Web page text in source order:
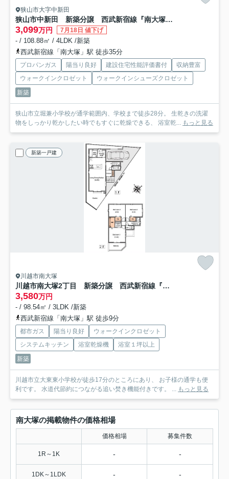
狭山市大字中新田
狭山市中新田 新築分譲 西武新宿線『南大塚駅』徒歩35分 【堀兼小学区】
3,099万円 7月18日 値下げ
- / 108.88㎡ / 4LDK /新築
西武新宿線「南大塚」駅 徒歩35分
プロパンガス 陽当り良好 建設住宅性能評価書付
収納豊富
ウォークインクロゼット
ウォークインシューズクロゼット
新築
狭山市立堀兼小学校が通学範囲内、学校まで徒歩28分。 生乾きの洗濯
物をしっかり乾かしたい時でもすぐに乾燥できる、 浴室乾... もっと見る
新築一戸建
川越市南大塚
川越市南大塚2丁目 新築分譲 西武新宿線『南大塚駅』徒歩9分 【大東東小学区】
3,580万円
- / 98.54㎡ / 3LDK /新築
西武新宿線「南大塚」駅 徒歩9分
都市ガス 陽当り良好
ウォークインクロゼット
システムキッチン
浴室乾燥機
浴室１坪以上
新築
川越市立大東東小学校が徒歩17分のところにあり、 お子様の通学も便
利です。 水道代節約につながる追い焚き機能付きです。 ... もっと見る
南大塚の掲載物件の価格相場
価格相場 募集件数
1R～1K - -
1DK～1LDK - -